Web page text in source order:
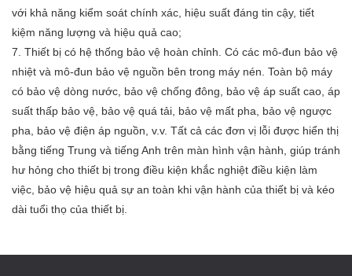
với khả năng kiểm soát chính xác, hiệu suất đáng tin cậy, tiết
kiệm năng lượng và hiệu quả cao;
7. Thiết bị có hệ thống bảo vệ hoàn chỉnh. Có các mô-đun bảo vệ
nhiệt và mô-đun bảo vệ nguồn bên trong máy nén. Toàn bộ máy
có bảo vệ dòng nước, bảo vệ chống đông, bảo vệ áp suất cao, áp
suất thấp bảo vệ, bảo vệ quá tải, bảo vệ mất pha, bảo vệ ngược
pha, bảo vệ điện áp nguồn, v.v. Tất cả các đơn vị lỗi được hiển thị
bằng tiếng Trung và tiếng Anh trên màn hình vận hành, giúp tránh
hư hỏng cho thiết bị trong điều kiện khắc nghiệt điều kiện làm
việc, bảo vệ hiệu quả sự an toàn khi vận hành của thiết bị và kéo
dài tuổi thọ của thiết bị.